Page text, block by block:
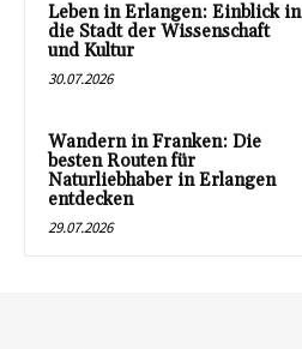
Leben in Erlangen: Einblick in
die Stadt der Wissenschaft
und Kultur
30.07.2026
Wandern in Franken: Die
besten Routen für
Naturliebhaber in Erlangen
entdecken
29.07.2026